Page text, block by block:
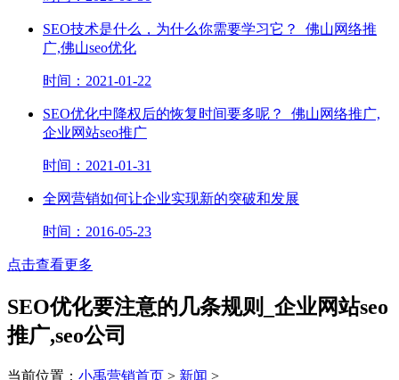
SEO技术是什么，为什么你需要学习它？_佛山网络推
广,佛山seo优化
时间：2021-01-22
SEO优化中降权后的恢复时间要多呢？_佛山网络推广,
企业网站seo推广
时间：2021-01-31
全网营销如何让企业实现新的突破和发展
时间：2016-05-23
点击查看更多
SEO优化要注意的几条规则_企业网站seo
推广,seo公司
当前位置： 小禹营销首页 > 新闻 >